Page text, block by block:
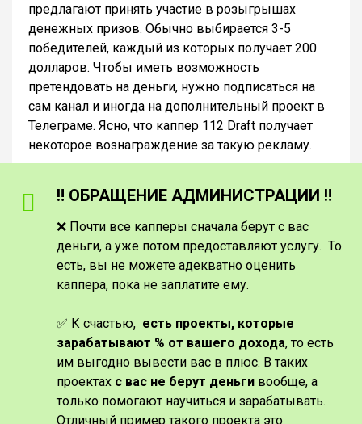
предлагают принять участие в розыгрышах
денежных призов. Обычно выбирается 3-5
победителей, каждый из которых получает 200
долларов. Чтобы иметь возможность
претендовать на деньги, нужно подписаться на
сам канал и иногда на дополнительный проект в
Телеграме. Ясно, что каппер 112 Draft получает
некоторое вознаграждение за такую рекламу.
‼️ ОБРАЩЕНИЕ АДМИНИСТРАЦИИ ‼️
❌ Почти все капперы сначала берут с вас
деньги, а уже потом предоставляют услугу. То
есть, вы не можете адекватно оценить
каппера, пока не заплатите ему.
✅ К счастью, есть проекты, которые
зарабатывают % от вашего дохода, то есть
им выгодно вывести вас в плюс. В таких
проектах с вас не берут деньги вообще, а
только помогают научиться и зарабатывать.
Отличный пример такого проекта это